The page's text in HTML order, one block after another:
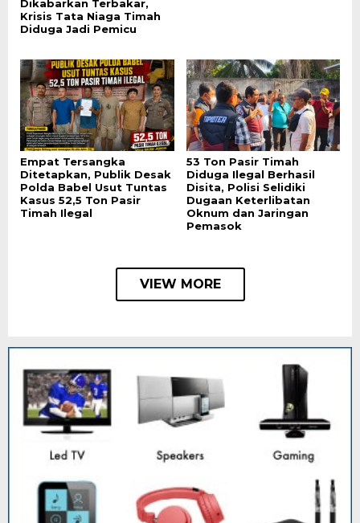
Dikabarkan Terbakar,
Krisis Tata Niaga Timah
Diduga Jadi Pemicu
Empat Tersangka
Ditetapkan, Publik Desak
Polda Babel Usut Tuntas
Kasus 52,5 Ton Pasir
Timah Ilegal
53 Ton Pasir Timah
Diduga Ilegal Berhasil
Disita, Polisi Selidiki
Dugaan Keterlibatan
Oknum dan Jaringan
Pemasok
VIEW MORE